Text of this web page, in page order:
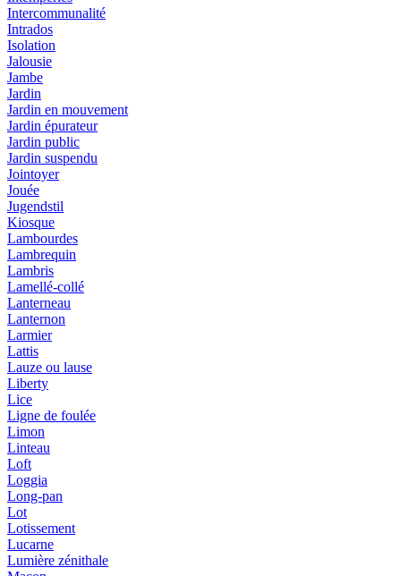
Intercommunalité
Intrados
Isolation
Jalousie
Jambe
Jardin
Jardin en mouvement
Jardin épurateur
Jardin public
Jardin suspendu
Jointoyer
Jouée
Jugendstil
Kiosque
Lambourdes
Lambrequin
Lambris
Lamellé-collé
Lanterneau
Lanternon
Larmier
Lattis
Lauze ou lause
Liberty
Lice
Ligne de foulée
Limon
Linteau
Loft
Loggia
Long-pan
Lot
Lotissement
Lucarne
Lumière zénithale